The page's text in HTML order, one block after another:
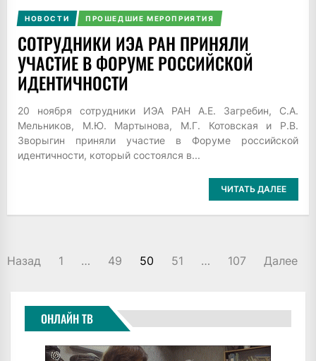
НОВОСТИ ПРОШЕДШИЕ МЕРОПРИЯТИЯ
СОТРУДНИКИ ИЭА РАН ПРИНЯЛИ
УЧАСТИЕ В ФОРУМЕ РОССИЙСКОЙ
ИДЕНТИЧНОСТИ
20 ноября сотрудники ИЭА РАН А.Е. Загребин, С.А.
Мельников, М.Ю. Мартынова, М.Г. Котовская и Р.В.
Зворыгин приняли участие в Форуме российской
идентичности, который состоялся в...
ЧИТАТЬ ДАЛЕЕ
ПАГИНАЦИЯ
Назад 1 … 49 50 51 … 107 Далее
ОНЛАЙН ТВ